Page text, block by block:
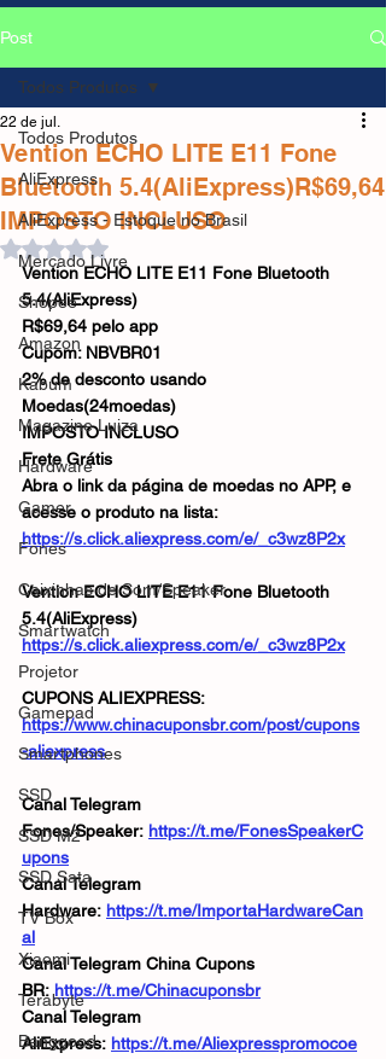
Post
Todos Produtos
AliExpress
AliExpress - Estoque no Brasil
Mercado Livre
Shopee
Amazon
Kabum
Magazine Luiza
Hardware
Gamer
Fones
Caixinhas de Som/Speaker
Smartwatch
Projetor
Gamepad
Smartphones
SSD
SSD M2
SSD Sata
TV Box
Xiaomi
Terabyte
Banggood
Todos Produtos
Vention ECHO LITE E11 Fone
Bluetooth 5.4(AliExpress)R$69,64
IMPOSTO INCLUSO
22 de jul.
Avaliado com NaN de 5 estrelas.
Vention ECHO LITE E11 Fone Bluetooth
5.4(AliExpress)
R$69,64 pelo app
Cupom: NBVBR01
2% de desconto usando
Moedas(24moedas)
IMPOSTO INCLUSO
Frete Grátis
Abra o link da página de moedas no APP, e
acesse o produto na lista:
https://s.click.aliexpress.com/e/_c3wz8P2x
Vention ECHO LITE E11 Fone Bluetooth
5.4(AliExpress)
https://s.click.aliexpress.com/e/_c3wz8P2x
CUPONS ALIEXPRESS:
https://www.chinacuponsbr.com/post/cupons
-aliexpress
Canal Telegram
Fones/Speaker: https://t.me/FonesSpeakerC
upons
Canal Telegram
Hardware: https://t.me/ImportaHardwareCan
al
Canal Telegram China Cupons
BR: https://t.me/Chinacuponsbr
Canal Telegram
AliExpress: https://t.me/Aliexpresspromocoe